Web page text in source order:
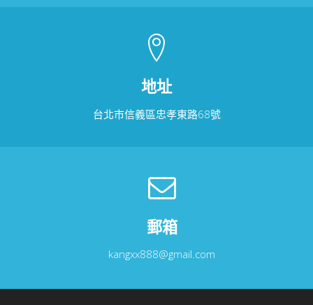
地址
台北市信義區忠孝東路68號
郵箱
kangxx888@gmail.com